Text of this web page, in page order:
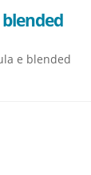
blended
e blended